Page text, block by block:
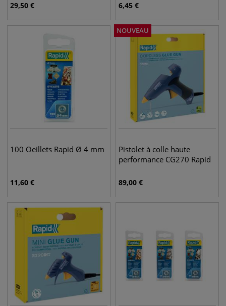
29,50 € 6,45 €
100 Oeillets Rapid Ø 4 mm
11,60 €
NOUVEAU
Pistolet à colle haute
performance CG270 Rapid
89,00 €